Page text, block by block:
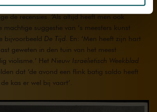
met32 derdendie uw gegevens
en verwerken.
in Amsterdam speelde Huberman de sterren
de recensies. ‘Als altijd heeft men ook
machtige suggestie van ’s meesters kunst
bijvoorbeeld De Tijd . En: ‘Men heeft zijn hart
geweten in den tuin van het meest
violisme.’ Het Nieuw Israëlietisch Weekblad
dat ‘de avond een flink batig saldo heeft
kas er wel bij vaart’.